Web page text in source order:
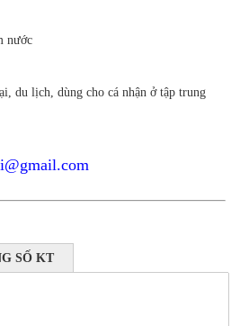
nước
du lịch, dùng cho cá nhận ở tập trung
SỐ KT